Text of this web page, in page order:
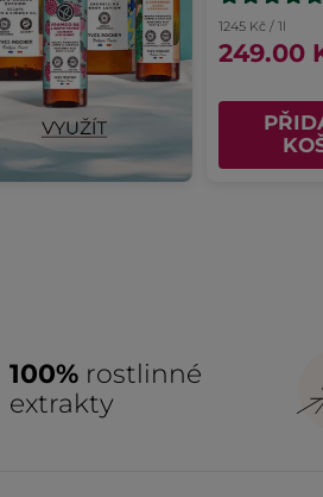
1245 Kč / 1l
249.00
100% rostlinné
extrakty